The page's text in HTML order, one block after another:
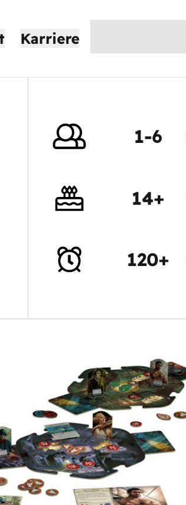
Karriere
1-6
14+
120+